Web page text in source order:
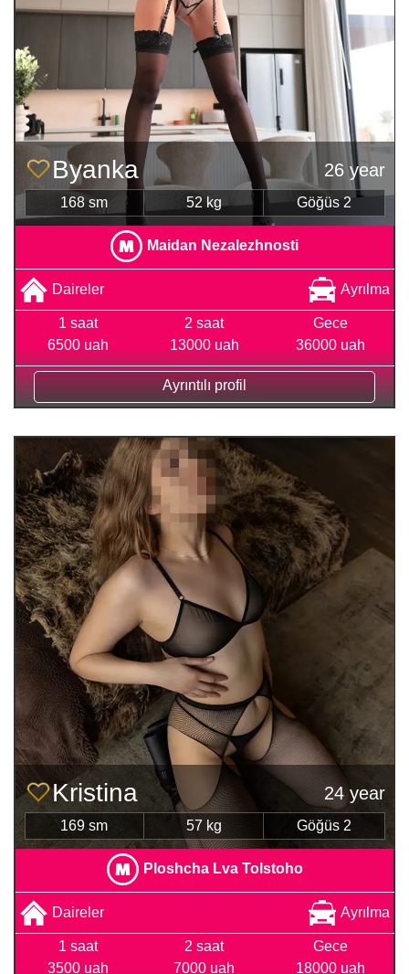
Byanka 26 year
168 sm 52 kg Göğüs 2
Maidan Nezalezhnosti
Daireler Ayrılma
1 saat
6500 uah
2 saat
13000 uah
Gece
36000 uah
Ayrıntılı profil
Kristina 24 year
169 sm 57 kg Göğüs 2
Ploshcha Lva Tolstoho
Daireler Ayrılma
1 saat
3500 uah
2 saat
7000 uah
Gece
18000 uah